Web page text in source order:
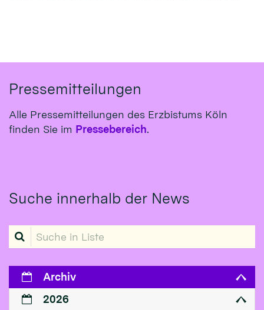
Pressemitteilungen
Alle Pressemitteilungen des Erzbistums Köln
finden Sie im Pressebereich.
Suche innerhalb der News
Suche in Liste
Archiv
2026